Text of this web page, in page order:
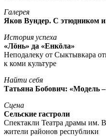
Галерея
Яков Вундер. С этюдником
История успеха
«Лöнь» да «Енкöла»
Неподалеку от Сыктывкара
к коми культуре
Найти себя
Татьяна Бобович: «Модель –
Сцена
Сельские гастроли
Спектакли Театра драмы им.
жители районов республики